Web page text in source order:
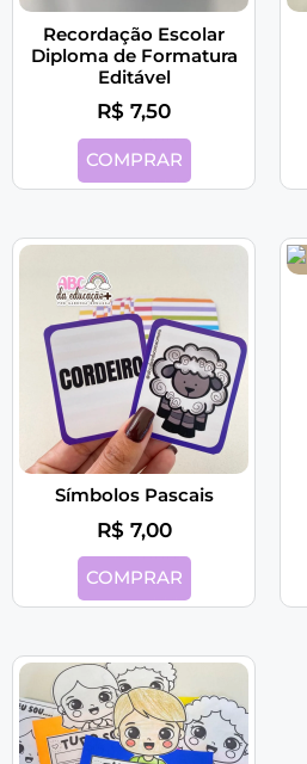
Recordação Escolar
Diploma de Formatura
Editável
R$ 7,50
COMPRAR
Símbolos Pascais
R$ 7,00
COMPRAR